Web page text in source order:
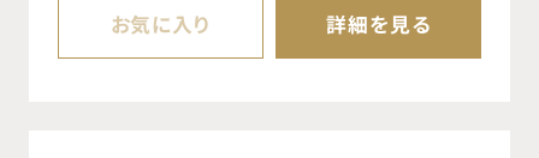
ム：BDファシール） ○CVポート用ヒューバー
院運営に直結するため、正確性と責任感が
求められる社会貢献性の高い業務です。担
お気に入り 詳細を見る